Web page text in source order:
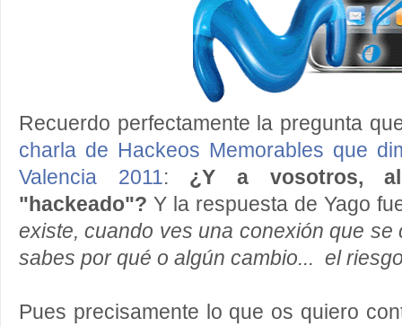
Recuerdo perfectamente la pregunta
charla de Hackeos Memorables que
Valencia 2011: ¿Y a vosotros,
"hackeado"? Y la respuesta de Yago
existe, cuando ves una conexión que se
sabes por qué o algún cambio... el
Pues precisamente lo que os quiero